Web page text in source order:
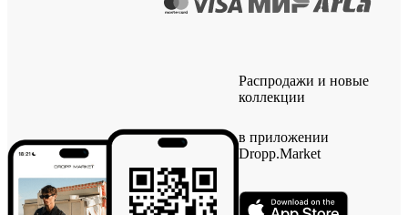
Распродажи и новые
коллекции
в приложении
Dropp.Market